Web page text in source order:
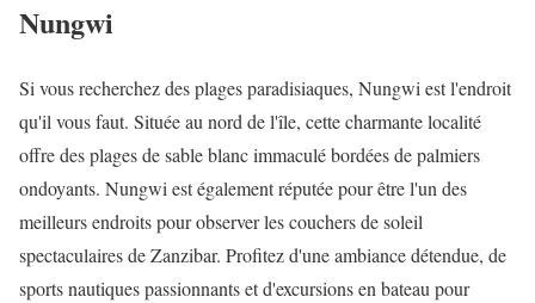
Nungwi
Si vous recherchez des plages paradisiaques, Nungwi est l'endroit
qu'il vous faut. Située au nord de l'île, cette charmante localité
offre des plages de sable blanc immaculé bordées de palmiers
ondoyants. Nungwi est également réputée pour être l'un des
meilleurs endroits pour observer les couchers de soleil
spectaculaires de Zanzibar. Profitez d'une ambiance détendue, de
sports nautiques passionnants et d'excursions en bateau pour